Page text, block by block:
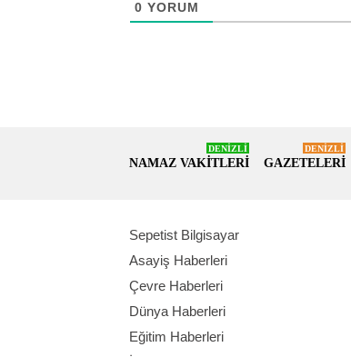
0 YORUM
NAMAZ VAKİTLERİ
DENİZLİ
GAZETELERİ
DENİZLİ
Sepetist Bilgisayar
Asayiş Haberleri
Çevre Haberleri
Dünya Haberleri
Eğitim Haberleri